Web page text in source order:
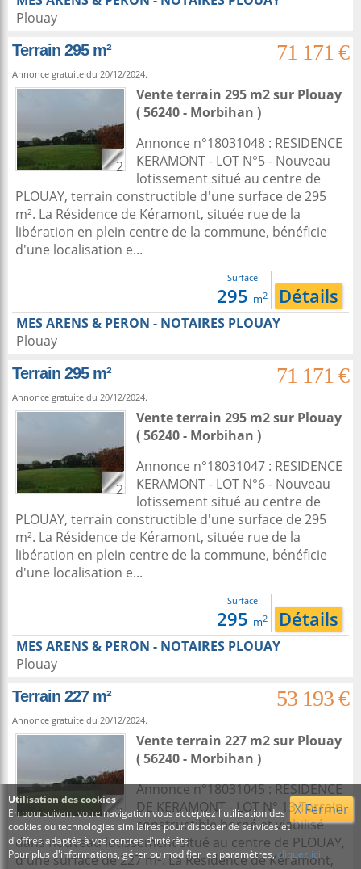
Plouay
Terrain 295 m²
71 171 €
Annonce gratuite du 20/12/2024.
2
Vente terrain 295 m2sur Plouay
( 56240 - Morbihan )
Annonce n°18031048 : RESIDENCE
KERAMONT - LOT N°5 - Nouveau
lotissement situé au centre de
PLOUAY, terrain constructible d'une surface de 295
m². La Résidence de Kéramont, située rue de la
libération en plein centre de la commune, bénéficie
d'une localisation e...
Surface
295 m2 Détails
MES ARENS & PERON - NOTAIRES PLOUAY
Plouay
Terrain 295 m²
71 171 €
Annonce gratuite du 20/12/2024.
2
Vente terrain 295 m2sur Plouay
( 56240 - Morbihan )
Annonce n°18031047 : RESIDENCE
KERAMONT - LOT N°6 - Nouveau
lotissement situé au centre de
PLOUAY, terrain constructible d'une surface de 295
m². La Résidence de Kéramont, située rue de la
libération en plein centre de la commune, bénéficie
d'une localisation e...
Surface
295 m2 Détails
MES ARENS & PERON - NOTAIRES PLOUAY
Plouay
Terrain 227 m²
53 193 €
Annonce gratuite du 20/12/2024.
2
Vente terrain 227 m2sur Plouay
( 56240 - Morbihan )
Annonce n°18031045 : RESIDENCE
DE KERAMONT - LOT N° 13 Terrain
constructible borné et viabilisé
dans nouveau lotissement situé au centre de PLOUAY,
d'une surface de 227 m². La Résidence de Kéramont,
X Fermer
Utilisation des cookies
En poursuivant votre navigation vous acceptez l'utilisation des
cookies ou technologies similaires pour disposer de services et
d'offres adaptés à vos centres d'intérêts
Pour plus d'informations, gérer ou modifier les paramètres,cliquez ici